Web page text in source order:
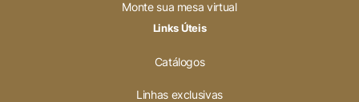
Monte sua mesa virtual
Links Úteis
Catálogos
Linhas exclusivas